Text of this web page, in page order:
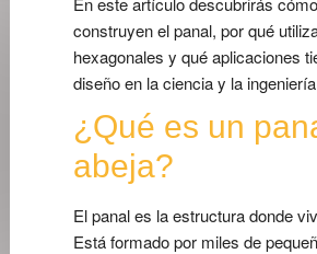
construyen el panal, por qué
hexagonales y qué aplicaciones
diseño en la ciencia y la
¿Qué es un
abeja?
El panal es la estructura donde
Está formado por miles de